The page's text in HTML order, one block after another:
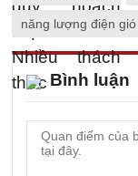
năng lượng điện gió
Bình luận